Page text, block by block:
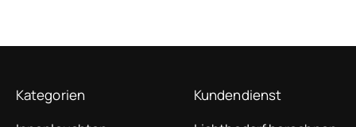
Kategorien
Kundendienst